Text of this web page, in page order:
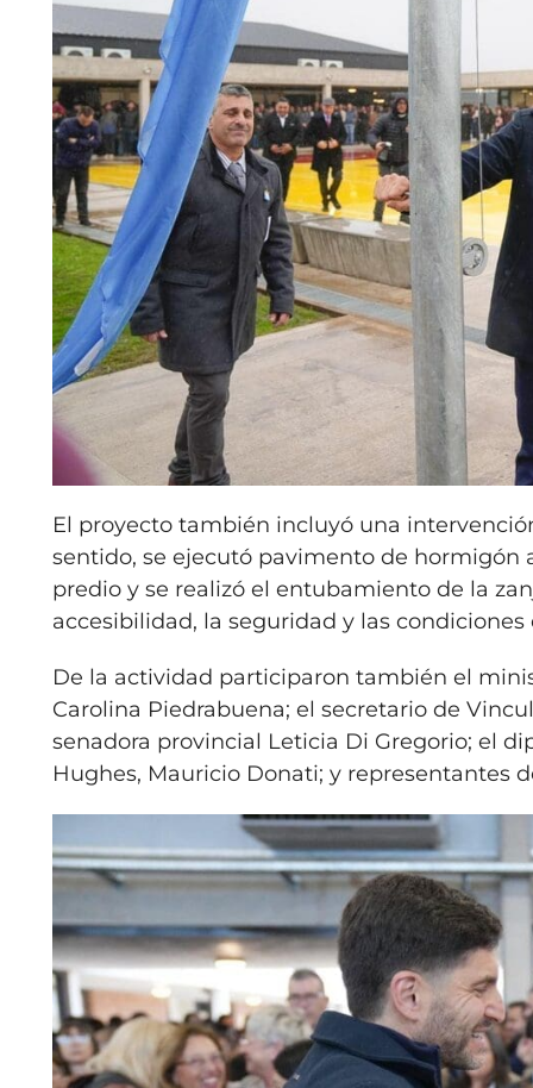
El proyecto también incluyó una
sentido, se ejecutó pavimento de hormigón
predio y se realizó el entubamiento de la
accesibilidad, la seguridad y las
De la actividad participaron también el
Carolina Piedrabuena; el secretario de
senadora provincial Leticia Di Gregorio; el
Hughes, Mauricio Donati; y representantes